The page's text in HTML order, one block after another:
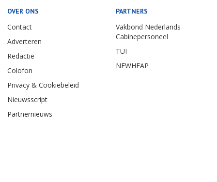
OVER ONS
Contact
Adverteren
Redactie
Colofon
Privacy & Cookiebeleid
Nieuwsscript
Partnernieuws
PARTNERS
Vakbond Nederlands
Cabinepersoneel
TUI
NEWHEAP